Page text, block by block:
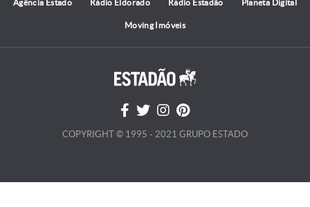
Agência Estado Rádio Eldorado Rádio Estadão Planeta Digital
Moving Imóveis
COPYRIGHT © 1995 - 2021 GRUPO ESTADO